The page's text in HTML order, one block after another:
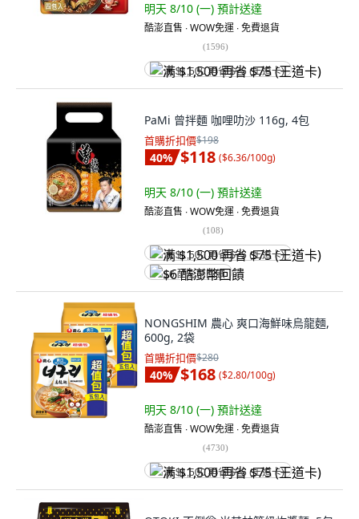
明天 8/10 (一) 預計送達
酷澎直售 ∙ WOW免運 ∙ 免費退貨
(1596)
满 $1,500 再省 $75 (王道卡)
PaMi 曾拌麵 咖哩叻沙 116g, 4包
首購折扣價$198
40% $118 ($6.36/100g)
明天 8/10 (一) 預計送達
酷澎直售 ∙ WOW免運 ∙ 免費退貨
(108)
满 $1,500 再省 $75 (王道卡)
$6 酷澎幣回饋
NONGSHIM 農心 爽口海鮮味烏龍麵,
600g, 2袋
首購折扣價$280
40% $168 ($2.80/100g)
明天 8/10 (一) 預計送達
酷澎直售 ∙ WOW免運 ∙ 免費退貨
(4730)
满 $1,500 再省 $75 (王道卡)